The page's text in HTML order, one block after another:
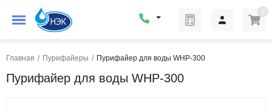
0
Главная / Пурифайеры / Пурифайер для воды WHP-300
Пурифайер для воды WHP-300